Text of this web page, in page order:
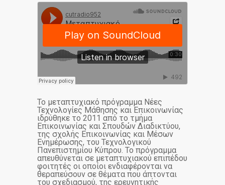
Το μεταπτυχιακό πρόγραμμα Νέες
Τεχνολογίες Μάθησης και Επικοινωνίας
ιδρύθηκε το 2011 από το τμήμα
Επικοινωνίας και Σπουδών Διαδικτύου,
της σχολής Επικοινωνίας και Μέσων
Ενημέρωσης, του Τεχνολογικού
Πανεπιστημίου Κύπρου. Το πρόγραμμα
απευθύνεται σε μεταπτυχιακού επιπέδου
φοιτητές οι οποίοι ενδιαφέρονται να
θεραπεύσουν σε θέματα που άπτονται
του σχεδιασμού, της ερευνητικής